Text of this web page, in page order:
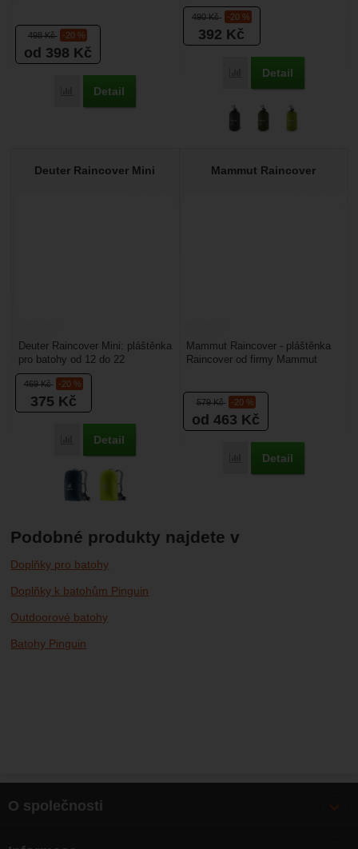
498Kč -20 %
od 398 Kč
Porovnat
Detail
490Kč -20 %
392 Kč
Porovnat
Detail
55 - 75L. Upínání pomocí
pruženky s...
Deuter Raincover Mini
469Kč -20 %
375 Kč
Porovnat
Detail
Deuter Raincover Mini: pláštěnka
pro batohy od 12 do 22
litrů. Materiál: 700D
PAHmotnost: 65 gVelikost:...
Mammut Raincover
579Kč -20 %
od 463 Kč
Porovnat
Detail
Mammut Raincover - pláštěnka
Raincover od firmy Mammut
Podobné produkty najdete v
Doplňky pro batohy
Doplňky k batohům Pinguin
Outdoorové batohy
Batohy Pinguin
O společnosti